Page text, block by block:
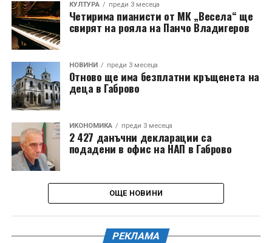
КУЛТУРА преди 3 месеца
Четирима пианисти от МК „Весела“ ще
свирят на рояла на Панчо Владигеров
НОВИНИ преди 3 месеца
Отново ще има безплатни кръщенета на
деца в Габрово
ИКОНОМИКА преди 3 месеца
2 427 данъчни декларации са
подадени в офис на НАП в Габрово
ОЩЕ НОВИНИ
РЕКЛАМА